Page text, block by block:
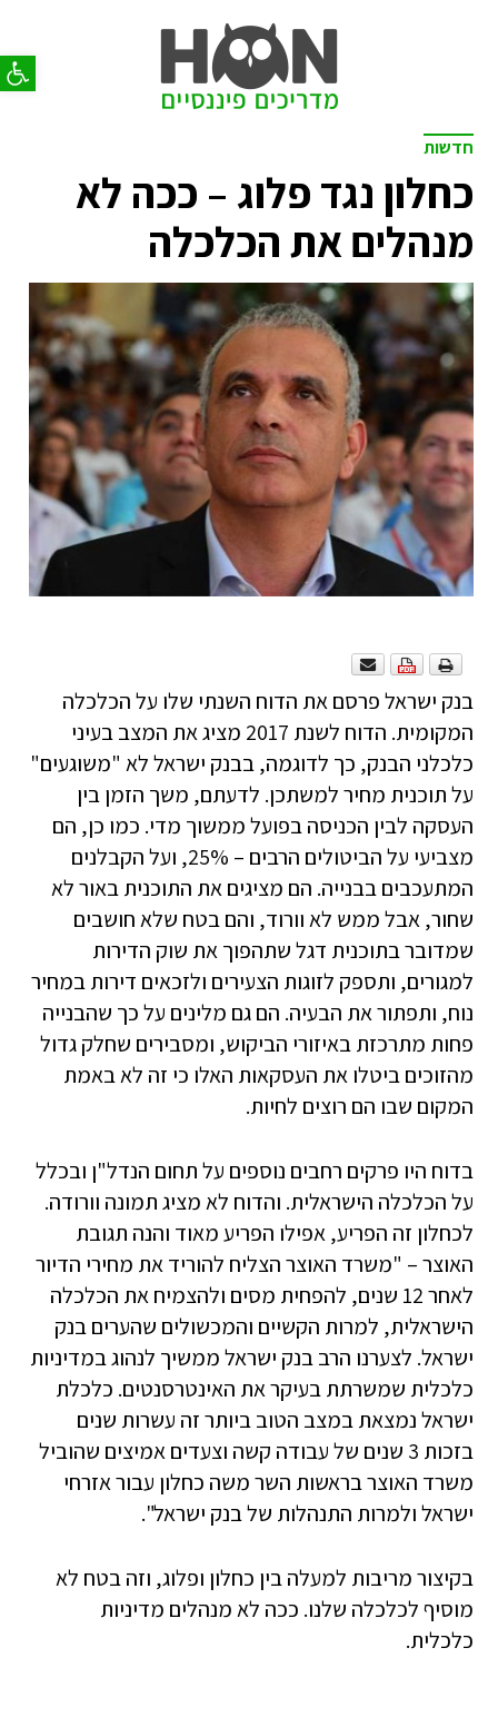
פתח
חדשות
כחלון נגד פלוג – ככה לא
מנהלים את הכלכלה
בנק ישראל פרסם את הדוח השנתי שלו על הכלכלה
המקומית. הדוח לשנת 2017 מציג את המצב בעיני
כלכלני הבנק, כך לדוגמה, בבנק ישראל לא "משוגעים"
על תוכנית מחיר למשתכן. לדעתם, משך הזמן בין
העסקה לבין הכניסה בפועל ממשוך מדי. כמו כן, הם
מצביעי על הביטולים הרבים – 25%, ועל הקבלנים
המתעכבים בבנייה. הם מציגים את התוכנית באור לא
שחור, אבל ממש לא וורוד, והם בטח שלא חושבים
שמדובר בתוכנית דגל שתהפוך את שוק הדירות
למגורים, ותספק לזוגות הצעירים ולזכאים דירות במחיר
נוח, ותפתור את הבעיה. הם גם מלינים על כך שהבנייה
פחות מתרכזת באיזורי הביקוש, ומסבירים שחלק גדול
מהזוכים ביטלו את העסקאות האלו כי זה לא באמת
המקום שבו הם רוצים לחיות.
בדוח היו פרקים רחבים נוספים על תחום הנדל"ן ובכלל
על הכלכלה הישראלית. והדוח לא מציג תמונה וורודה.
לכחלון זה הפריע, אפילו הפריע מאוד והנה תגובת
האוצר – "משרד האוצר הצליח להוריד את מחירי הדיור
לאחר 12 שנים, להפחית מסים ולהצמיח את הכלכלה
הישראלית, למרות הקשיים והמכשולים שהערים בנק
ישראל. לצערנו הרב בנק ישראל ממשיך לנהוג במדיניות
כלכלית שמשרתת בעיקר את האינטרסנטים. כלכלת
ישראל נמצאת במצב הטוב ביותר זה עשרות שנים
בזכות 3 שנים של עבודה קשה וצעדים אמיצים שהוביל
משרד האוצר בראשות השר משה כחלון עבור אזרחי
ישראל ולמרות התנהלות של בנק ישראל".
בקיצור מריבות למעלה בין כחלון ופלוג, וזה בטח לא
מוסיף לכלכלה שלנו. ככה לא מנהלים מדיניות
כלכלית.